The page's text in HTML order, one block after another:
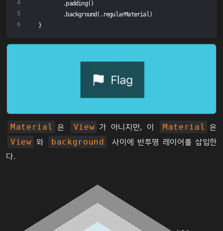
        .padding()
        .background(.regularMaterial)
}
Material 은 View 가 아니지만, 이 Material 은
View 와 background
사이에 반투명 레이어를 삽입한
다.